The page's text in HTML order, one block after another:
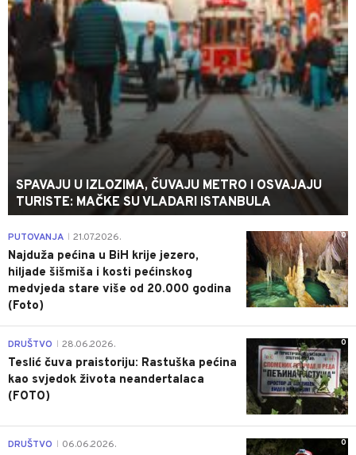
SPAVAJU U IZLOZIMA, ČUVAJU METRO I OSVAJAJU
TURISTE: MAČKE SU VLADARI ISTANBULA
0
PUTOVANJA 21.07.2026.
Najduža pećina u BiH krije jezero,
hiljade šišmiša i kosti pećinskog
medvjeda stare više od 20.000 godina
(Foto)
0
DRUŠTVO 28.06.2026.
Teslić čuva praistoriju: Rastuška pećina
kao svjedok života neandertalaca
(FOTO)
0
DRUŠTVO 06.06.2026.